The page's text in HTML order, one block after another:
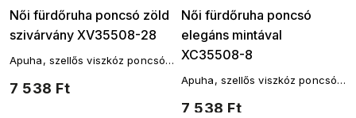
Női fürdőruha poncsó zöld
szivárvány XV35508-28
7 538 Ft
Apuha, szellős viszkóz poncsó
szolgál.
Női fürdőruha poncsó
elegáns mintával
XC35508-8
7 538 Ft
Apuha, szellős viszkóz poncsó
szolgál.